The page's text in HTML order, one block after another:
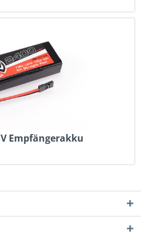
Empfängerakku